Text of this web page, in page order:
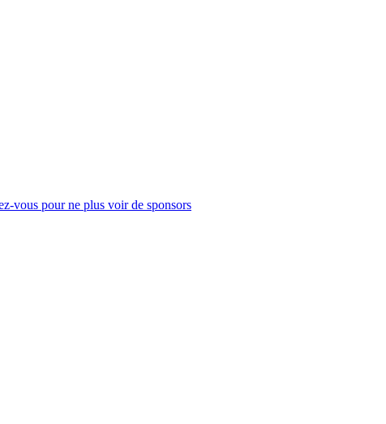
vous pour ne plus voir de sponsors